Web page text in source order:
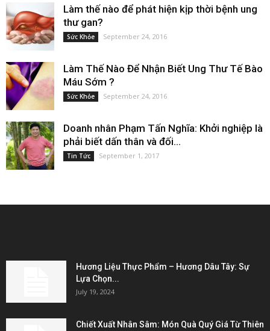
Làm thế nào để phát hiện kịp thời bệnh ung
thư gan?
Sức Khỏe September 24, 2016
Làm Thế Nào Để Nhận Biết Ung Thư Tế Bào
Máu Sớm ?
Sức Khỏe September 24, 2016
Doanh nhân Phạm Tấn Nghĩa: Khởi nghiệp là
phải biết dấn thân và đối...
Tin Tức September 1, 2017
Hương Liệu Thực Phẩm – Hương Dâu Tây: Sự
Lựa Chọn...
July 19, 2024
Chiết Xuất Nhân Sâm: Món Quà Quý Giá Từ Thiên